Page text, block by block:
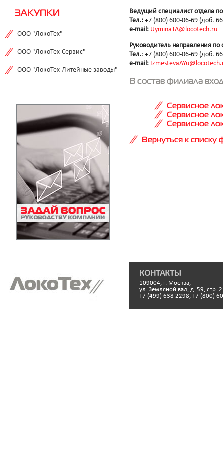
ЗАКУПКИ
ООО "ЛокоТех"
ООО "ЛокоТех-Сервис"
ООО "ЛокоТех-Литейные заводы"
Ведущий специалист отдела
Тел.: +7 (800) 600-06-69 (доб.
e-mail: UyminaTA@locotech.ru
Руководитель направления
Тел.: +7 (800) 600-06-69 (доб.
e-mail:
В состав филиала
Сервисное
Сервисное
Сервисное
Вернуться к списку
КОНТАКТЫ
109004, г. Москва,
ул. Земляной вал, д. 59, стр. 2
+7 (499) 638 2298, +7 (800)